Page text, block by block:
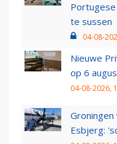
te sussen
04-08-
Nieuwe
op 6
04-08-2026,
Esbjerg: